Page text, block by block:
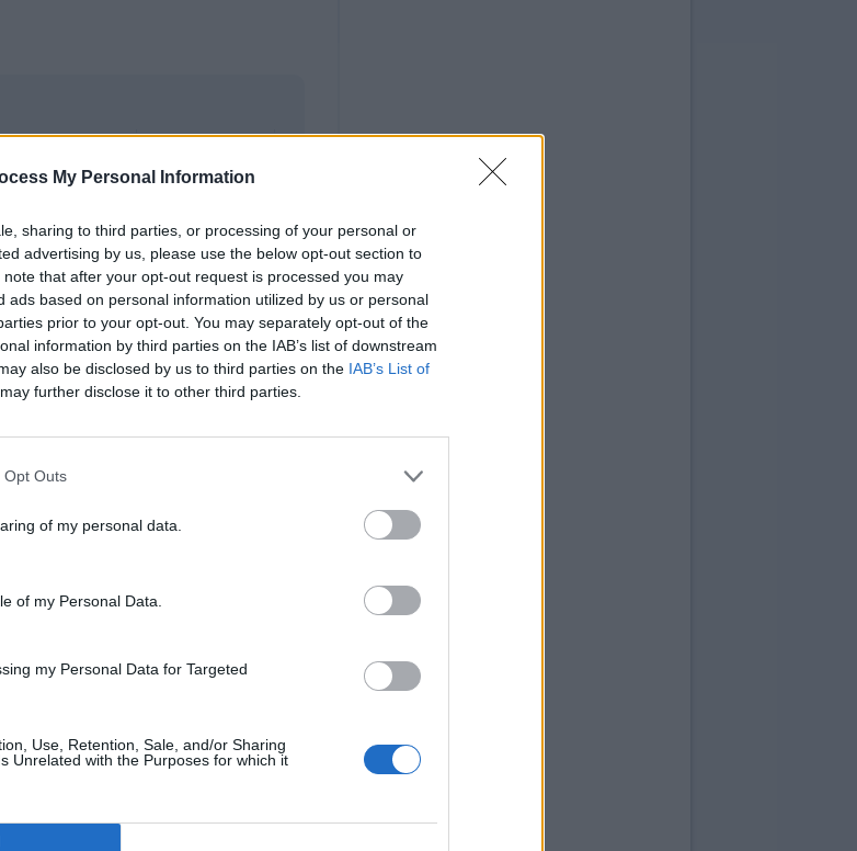
My Personal Information
sharing to third parties, or processing of your personal or
advertising by us, please use the below opt-out section to
that after your opt-out request is processed you may
ads based on personal information utilized by us or personal
prior to your opt-out. You may separately opt-out of the
information by third parties on the IAB’s list of downstream
also be disclosed by us to third parties on the IAB’s List of
further disclose it to other third parties.
Opt Outs
of my personal data.
of my Personal Data.
my Personal Data for Targeted
Use, Retention, Sale, and/or Sharing
Unrelated with the Purposes for which it